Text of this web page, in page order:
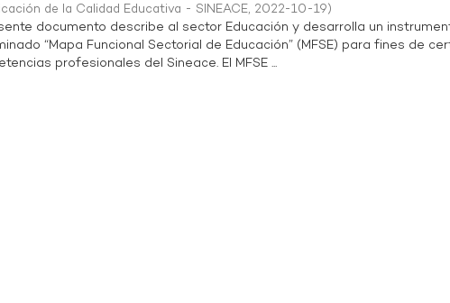
de la Calidad Educativa - SINEACE, 2022-10-19)
documento describe al sector Educación y desarrolla un
“Mapa Funcional Sectorial de Educación” (MFSE) para fines de
profesionales del Sineace. El MFSE ...